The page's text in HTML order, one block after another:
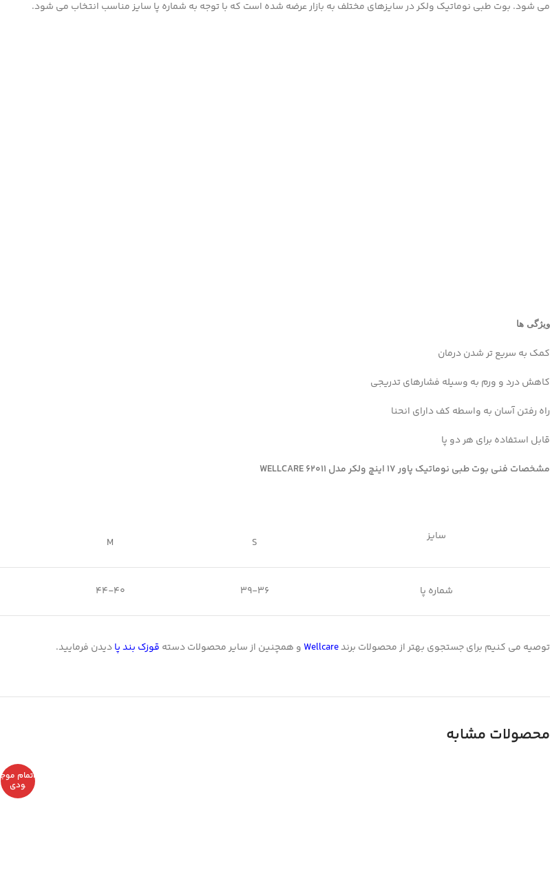
می شود. بوت طبی نوماتیک ولکر در سایزهای مختلف به بازار عرضه شده است که با توجه به شماره پا سایز مناسب انتخاب می شود.
ویژگی ها
کمک به سریع تر شدن درمان
کاهش درد و ورم به وسیله فشارهای تدریجی
راه رفتن آسان به واسطه کف دارای انحنا
قابل استفاده برای هر دو پا
مشخصات فنی بوت طبی نوماتیک پاور 17 اینچ ولکر مدل 62011 WELLCARE
سایز S
M
شماره پا 39-36
44-40
توصیه می کنیم برای جستجوی بهتر از محصولات برندWellcareو همچنین از سایر محصولات دسته قوزک بند پادیدن فرمایید.
محصولات مشابه
اتمام موج
ودی